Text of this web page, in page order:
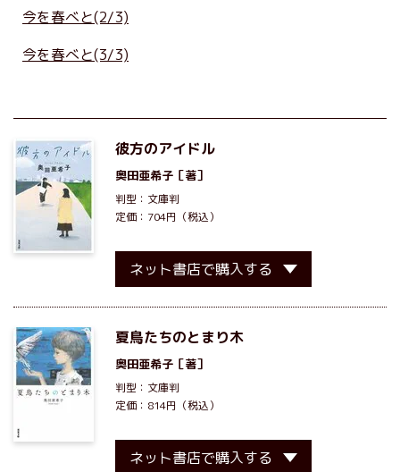
今を春べと(2/3)
今を春べと(3/3)
彼方のアイドル
奥田亜希子 ［著］
判型：文庫判
定価：704円（税込）
ネット書店で購入する
夏鳥たちのとまり木
奥田亜希子 ［著］
判型：文庫判
定価：814円（税込）
ネット書店で購入する